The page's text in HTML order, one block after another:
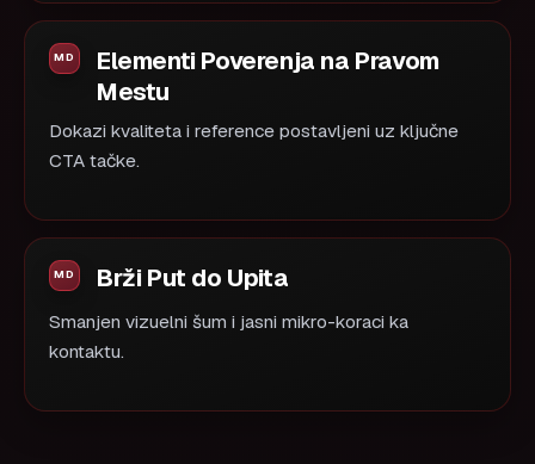
Elementi Poverenja na Pravom
Mestu
Dokazi kvaliteta i reference postavljeni uz ključne
CTA tačke.
Brži Put do Upita
Smanjen vizuelni šum i jasni mikro-koraci ka
kontaktu.